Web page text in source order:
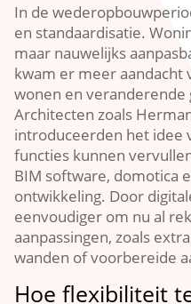
In de
en standaardisatie.​
maar nauwelijks
kwam er meer aandacht
wonen en veranderende
Architecten zoals
introduceerden het idee
functies kunnen
BIM software, domotica
ontwikkeling.​ Door
eenvoudiger om nu al
aanpassingen, zoals
wanden of voorbereide
Hoe flexibiliteit